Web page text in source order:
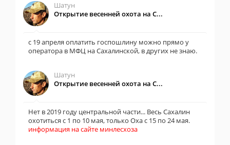
Шатун
Открытие весенней охота на С...
с 19 апреля оплатить госпошлину можно прямо у
оператора в МФЦ на Сахалинской, в других не знаю.
Шатун
Открытие весенней охота на С...
Нет в 2019 году центральной части... Весь Сахалин
охотиться с 1 по 10 мая, только Оха с 15 по 24 мая.
информация на сайте минлесхоза